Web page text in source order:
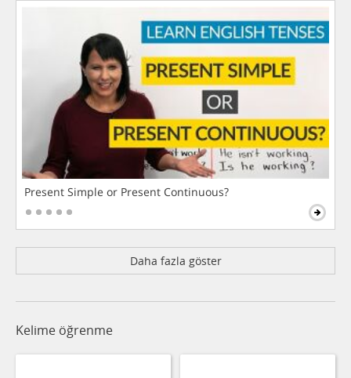
Present Simple or Present Continuous?
Daha fazla göster
Kelime öğrenme